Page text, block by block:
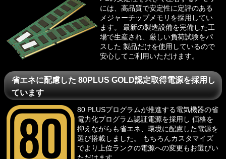
には、高品質で安定性に定評のある
メジャーチップメモリを採用してい
ます。 最新の製造設備を完備した工
場で生産され、厳しい負荷試験をパ
スした 製品だけを使用しているので
安心してご利用いただけます。
省エネに配慮した 80PLUS GOLD認定取得電源を採用し
ています
80 PLUSプログラムが推進する電気機器の省
電力化プログラム認証電源を採用し 価格を
抑えながらも省エネ、環境に配慮した電源を
選び搭載しました。 もちろんカスタマイズ
でより上位ランクの電源への変更もお選びい